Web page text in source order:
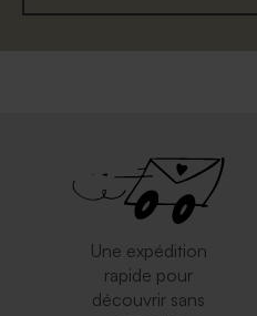
Une expédition
rapide pour
découvrir sans